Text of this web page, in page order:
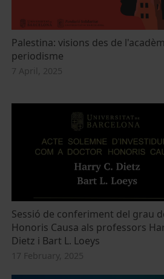
Palestina: visions des de
periodisme
7 April, 2025
Sessió de conferiment del grau
Honoris Causa als professors
Dietz i Bart L. Loeys
17 February, 2025